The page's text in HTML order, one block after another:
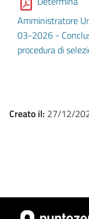
Amministratore
03-2026 -
procedura di
Creato il: 27/12/